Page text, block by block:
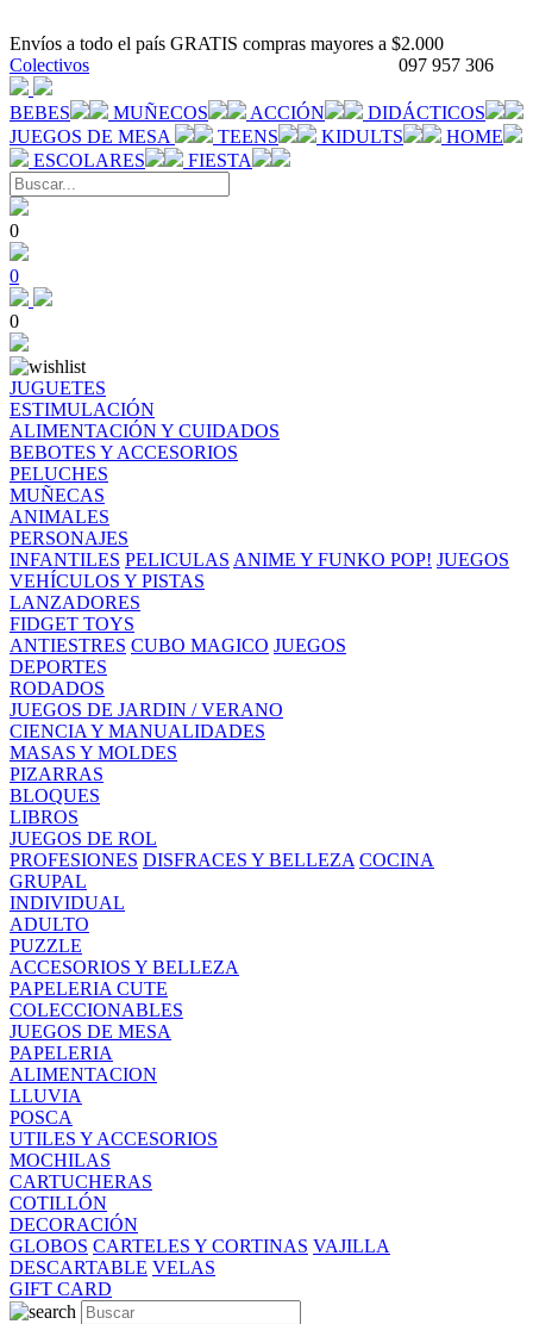
Envíos a todo el país GRATIS compras mayores a $2.000
097 957 306
Colectivos
BEBES MUÑECOS ACCIÓN
DIDÁCTICOS
JUEGOS DE MESA
TEENS KIDULTS
HOME
ESCOLARES
FIESTA
0
0
0
JUGUETES
ESTIMULACIÓN
ALIMENTACIÓN Y CUIDADOS
BEBOTES Y ACCESORIOS
PELUCHES
MUÑECAS
ANIMALES
PERSONAJES
INFANTILES PELICULAS ANIME Y FUNKO POP! JUEGOS
VEHÍCULOS Y PISTAS
LANZADORES
FIDGET TOYS
ANTIESTRES CUBO MAGICO JUEGOS
DEPORTES
RODADOS
JUEGOS DE JARDIN / VERANO
CIENCIA Y MANUALIDADES
MASAS Y MOLDES
PIZARRAS
BLOQUES
LIBROS
JUEGOS DE ROL
PROFESIONES DISFRACES Y BELLEZA COCINA
GRUPAL
INDIVIDUAL
ADULTO
PUZZLE
ACCESORIOS Y BELLEZA
PAPELERIA CUTE
COLECCIONABLES
JUEGOS DE MESA
PAPELERIA
ALIMENTACION
LLUVIA
POSCA
UTILES Y ACCESORIOS
MOCHILAS
CARTUCHERAS
COTILLÓN
DECORACIÓN
GLOBOS CARTELES Y CORTINAS VAJILLA
DESCARTABLE VELAS
GIFT CARD